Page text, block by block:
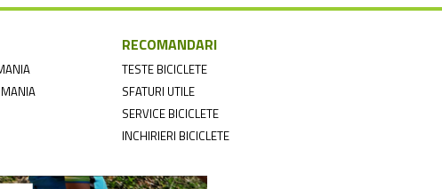
RECOMANDARI
TESTE BICICLETE
SFATURI UTILE
SERVICE BICICLETE
INCHIRIERI BICICLETE